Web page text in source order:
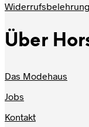
Widerrufsbelehrung
Über
Das Modehaus
Jobs
Kontakt